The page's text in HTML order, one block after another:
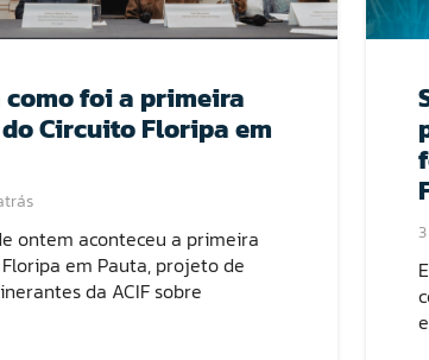
como foi a primeira
Circuito Floripa em
ontem aconteceu a primeira
em Pauta, projeto de
da ACIF sobre